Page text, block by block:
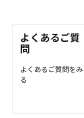
よくあるご質
問
よくあるご質問をみ
る